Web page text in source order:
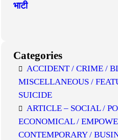
भाटी
Categories
ACCIDENT / CRIME /
MISCELLANEOUS /
SUICIDE
ARTICLE – SOCIAL /
ECONOMICAL /
CONTEMPORARY /